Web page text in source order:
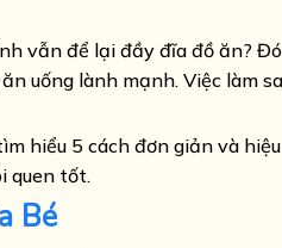
vẫn để lại đầy đĩa đồ ăn?
uống lành mạnh. Việc làm
hiểu 5 cách đơn giản và
quen tốt.
Bé